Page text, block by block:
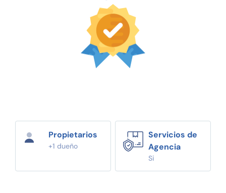
Propietarios
+1 dueño
Servicios de
Agencia
Si